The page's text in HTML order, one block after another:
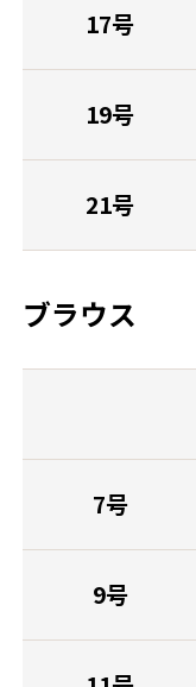
17号
19号
21号
ブラウス
7号
9号